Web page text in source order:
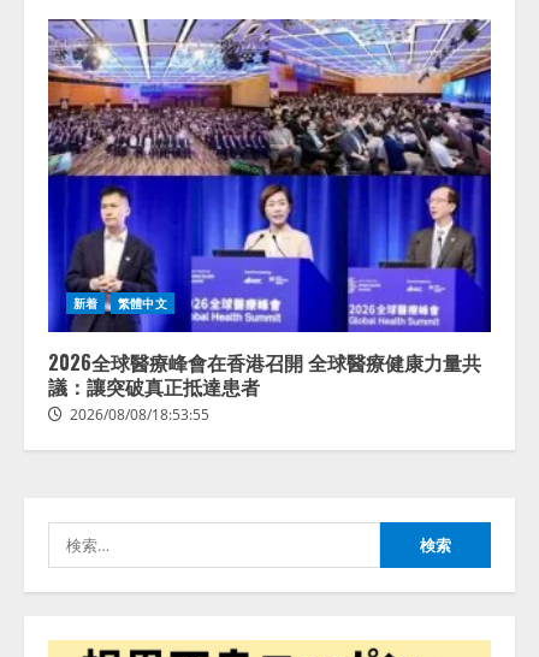
新着 繁體中文
2026全球醫療峰會在香港召開 全球醫療健康力量共
議：讓突破真正抵達患者
2026/08/08/18:53:55
索:
2
lmessage、MCP接続機能を強化
し、AIから設定操作できる機能を
拡充
2026/08/07/13:53:50
【2026年企業のAI導入・活用に関
する調査】AIを組織として導入で
きている企業は26.8％。AI導入企
業の68.0％が、自社でのAI導入・
2026/08/07/13:53:50
4
ナレッジワーク、AIエンジニア油
井 誠（@myui）が入社。「セール